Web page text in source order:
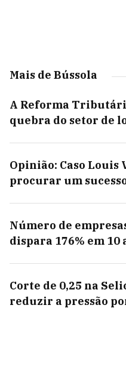
Mais de Bússola
A Reforma
quebra do setor de
Opinião: Caso
procurar um
Número de
dispara 176% em 10
Corte de 0,25 na
reduzir a pressão